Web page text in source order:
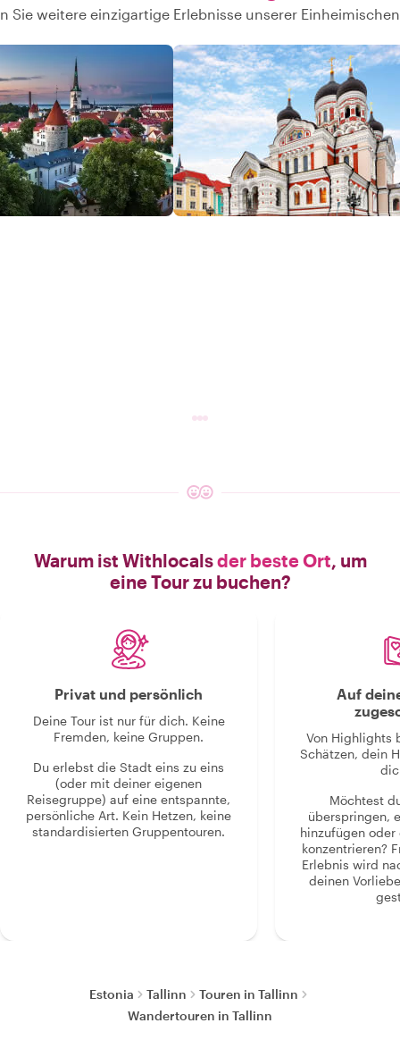
Sie weitere einzigartige Erlebnisse unserer
Warum ist Withlocalsder beste Ort, um
eine Tour zu buchen?
Privat und persönlich
Deine Tour ist nur für dich. Keine
Fremden, keine Gruppen.
Du erlebst die Stadt eins zu eins
(oder mit deiner eigenen
Reisegruppe) auf eine entspannte,
persönliche Art. Kein Hetzen, keine
standardisierten Gruppentouren.
Auf
Von Highlights
Schätzen, dein
Möchtest
überspringen,
hinzufügen
konzentrieren?
Erlebnis wird
deinen
Estonia Tallinn
Touren in Tallinn
Wandertouren in Tallinn